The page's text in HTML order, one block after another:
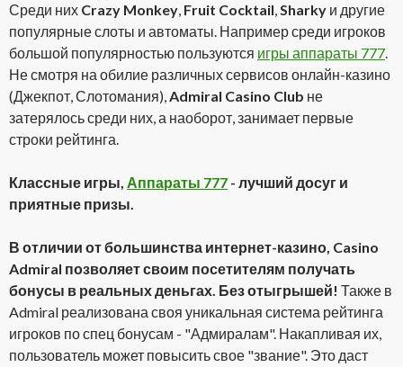
Среди них Crazy Monkey, Fruit Cocktail,Sharky и другие
популярные слоты и автоматы. Например среди игроков
большой популярностью пользуются игры аппараты 777.
Не смотря на обилие различных сервисов онлайн-казино
(Джекпот, Слотомания),Admiral Casino Club не
затерялось среди них, а наоборот, занимает первые
строки рейтинга.
Классные игры, Аппараты 777 - лучший досуг и
приятные призы.
В отличии от большинства интернет-казино, Casino
Admiral позволяет своим посетителям получать
бонусы в реальных деньгах. Без отыгрышей! Также в
Admiral реализована своя уникальная система рейтинга
игроков по спец бонусам - "Адмиралам". Накапливая их,
пользователь может повысить свое "звание". Это даст